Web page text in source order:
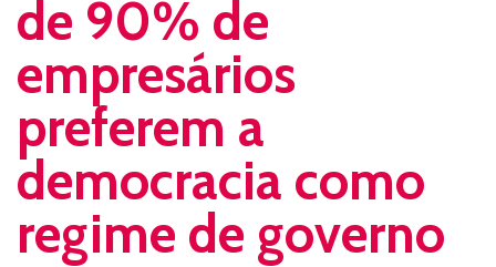
de 90% de
empresários
preferem a
democracia como
regime de governo